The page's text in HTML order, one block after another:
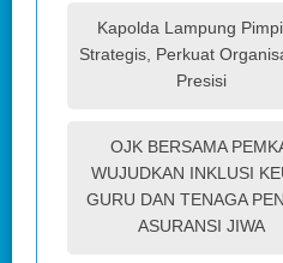
Kapolda Lampung
Strategis, Perkuat
Presisi
OJK BERSAMA
WUJUDKAN INKLUSI
GURU DAN TENAGA
ASURANSI JIWA